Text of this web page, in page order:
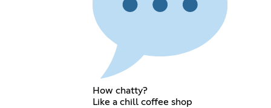
How chatty?
Like a chill coffee shop